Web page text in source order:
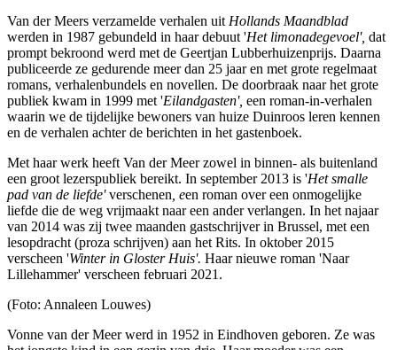
Van der Meers verzamelde verhalen uit Hollands Maandblad
werden in 1987 gebundeld in haar debuut 'Het limonadegevoel', dat
prompt bekroond werd met de Geertjan Lubberhuizenprijs. Daarna
publiceerde ze gedurende meer dan 25 jaar en met grote regelmaat
romans, verhalenbundels en novellen. De doorbraak naar het grote
publiek kwam in 1999 met 'Eilandgasten', een roman-in-verhalen
waarin we de tijdelijke bewoners van huize Duinroos leren kennen
en de verhalen achter de berichten in het gastenboek.
Met haar werk heeft Van der Meer zowel in binnen- als buitenland
een groot lezerspubliek bereikt. In september 2013 is 'Het smalle
pad van de liefde'verschenen , een roman over een onmogelijke
liefde die de weg vrijmaakt naar een ander verlangen. In het najaar
van 2014 was zij twee maanden gastschrijver in Brussel, met een
lesopdracht (proza schrijven) aan het Rits. In oktober 2015
verscheen 'Winter in Gloster Huis'. Haar nieuwe roman 'Naar
Lillehammer' verscheen februari 2021.
(Foto: Annaleen Louwes)
Vonne van der Meer werd in 1952 in Eindhoven geboren. Ze was